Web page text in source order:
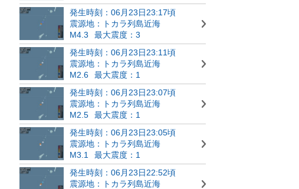
発生時刻：06月23日23:17頃
震源地：トカラ列島近海
M4.3
最大震度：3
発生時刻：06月23日23:11頃
震源地：トカラ列島近海
M2.6
最大震度：1
発生時刻：06月23日23:07頃
震源地：トカラ列島近海
M2.5
最大震度：1
発生時刻：06月23日23:05頃
震源地：トカラ列島近海
M3.1
最大震度：1
発生時刻：06月23日22:52頃
震源地：トカラ列島近海